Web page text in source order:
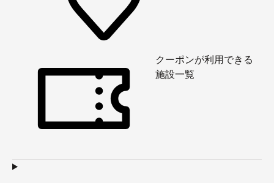
クーポンが利用できる
施設一覧